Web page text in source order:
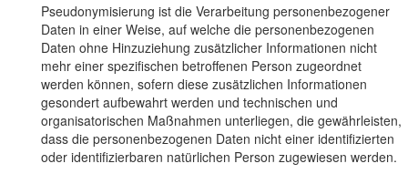
Pseudonymisierung ist die Verarbeitung personenbezogener
Daten in einer Weise, auf welche die personenbezogenen
Daten ohne Hinzuziehung zusätzlicher Informationen nicht
mehr einer spezifischen betroffenen Person zugeordnet
werden können, sofern diese zusätzlichen Informationen
gesondert aufbewahrt werden und technischen und
organisatorischen Maßnahmen unterliegen, die gewährleisten,
dass die personenbezogenen Daten nicht einer identifizierten
oder identifizierbaren natürlichen Person zugewiesen werden.